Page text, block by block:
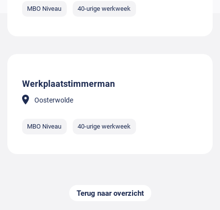
MBO Niveau 40-urige werkweek
Werkplaatstimmerman
Oosterwolde
MBO Niveau 40-urige werkweek
Terug naar overzicht